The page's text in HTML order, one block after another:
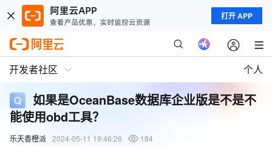
打开 APP
开发者社区 个人
如果是OceanBase数据库企业版是不是不
能使用obd工具？
乐天香橙派 2024-05-11 19:46:26
184